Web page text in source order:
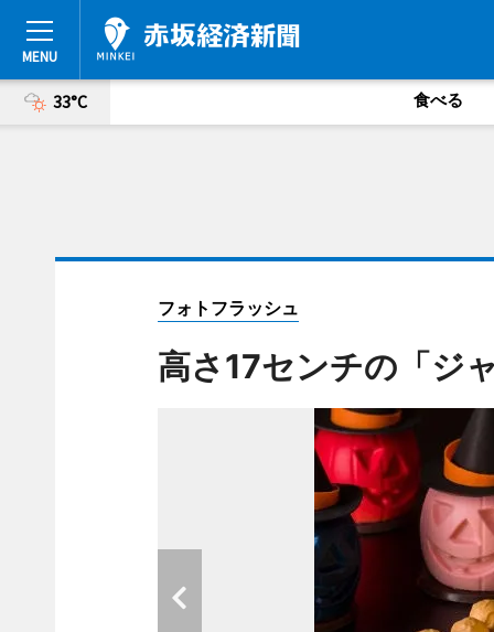
33°C 食べる
フォトフラッシュ
高さ17センチの「ジ